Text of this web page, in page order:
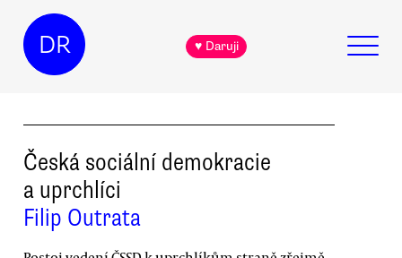
DR ♥ Daruji
Česká sociální demokracie
a uprchlíci
Filip Outrata